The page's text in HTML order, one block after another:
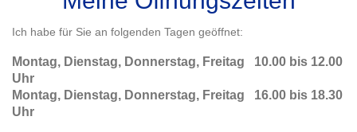
Ich habe für Sie an folgenden Tagen geöffnet:
Montag, Dienstag, Donnerstag, Freitag 10.00 bis 12.00
Uhr
Montag, Dienstag, Donnerstag, Freitag 16.00 bis 18.30
Uhr